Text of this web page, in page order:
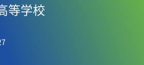
等学校